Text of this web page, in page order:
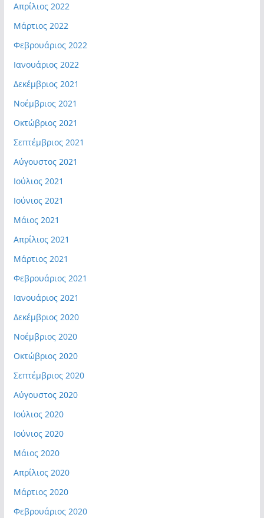
Απρίλιος 2022
Μάρτιος 2022
Φεβρουάριος 2022
Ιανουάριος 2022
Δεκέμβριος 2021
Νοέμβριος 2021
Οκτώβριος 2021
Σεπτέμβριος 2021
Αύγουστος 2021
Ιούλιος 2021
Ιούνιος 2021
Μάιος 2021
Απρίλιος 2021
Μάρτιος 2021
Φεβρουάριος 2021
Ιανουάριος 2021
Δεκέμβριος 2020
Νοέμβριος 2020
Οκτώβριος 2020
Σεπτέμβριος 2020
Αύγουστος 2020
Ιούλιος 2020
Ιούνιος 2020
Μάιος 2020
Απρίλιος 2020
Μάρτιος 2020
Φεβρουάριος 2020